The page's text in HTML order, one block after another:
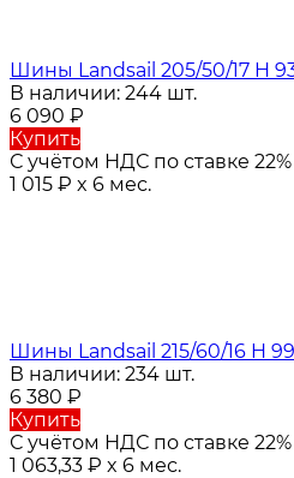
Шины Landsail 205/50/17 H
В наличии: 244 шт.
6 090 ₽
Купить
С учётом НДС по ставке 22%
1 015 ₽ x 6 мес.
Шины Landsail 215/60/16 H
В наличии: 234 шт.
6 380 ₽
Купить
С учётом НДС по ставке 22%
1 063,33 ₽ x 6 мес.